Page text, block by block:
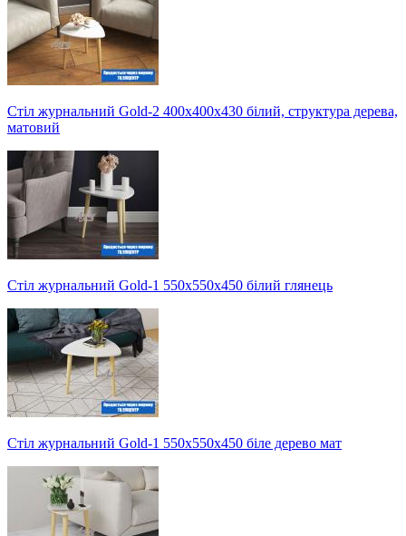
Стіл журнальний Gold-2 400х400х430 білий, структура дерева,
матовий
Стіл журнальний Gold-1 550х550х450 білий глянець
Стіл журнальний Gold-1 550х550х450 біле дерево мат